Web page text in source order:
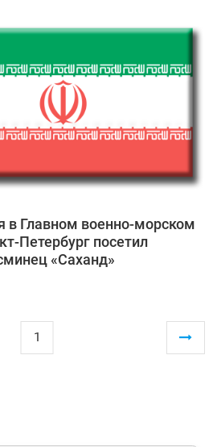
в Главном военно-морском
посетил
«Саханд»
1